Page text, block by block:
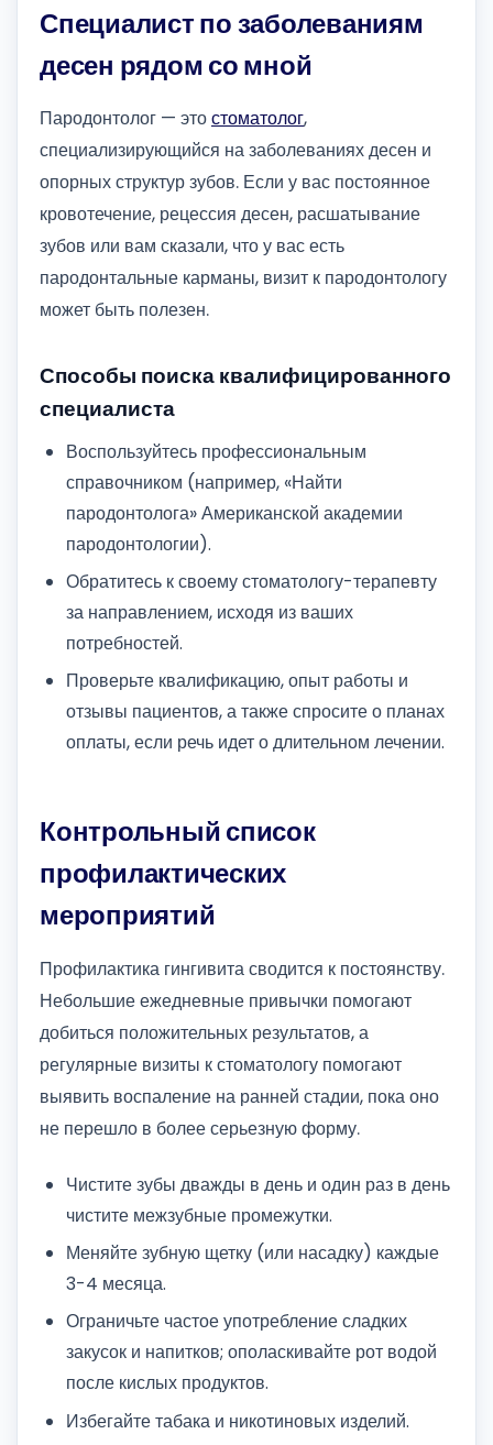
Специалист по заболеваниям
десен рядом со мной
Пародонтолог — этостоматолог,
специализирующийся на заболеваниях десен и
опорных структур зубов. Если у вас постоянное
кровотечение, рецессия десен, расшатывание
зубов или вам сказали, что у вас есть
пародонтальные карманы, визит к пародонтологу
может быть полезен.
Способы поиска квалифицированного
специалиста
Воспользуйтесь профессиональным
справочником (например, «Найти
пародонтолога» Американской академии
пародонтологии).
Обратитесь к своему стоматологу-терапевту
за направлением, исходя из ваших
потребностей.
Проверьте квалификацию, опыт работы и
отзывы пациентов, а также спросите о планах
оплаты, если речь идет о длительном лечении.
Контрольный список
профилактических
мероприятий
Профилактика гингивита сводится к постоянству.
Небольшие ежедневные привычки помогают
добиться положительных результатов, а
регулярные визиты к стоматологу помогают
выявить воспаление на ранней стадии, пока оно
не перешло в более серьезную форму.
Чистите зубы дважды в день и один раз в день
чистите межзубные промежутки.
Меняйте зубную щетку (или насадку) каждые
3-4 месяца.
Ограничьте частое употребление сладких
закусок и напитков; ополаскивайте рот водой
после кислых продуктов.
Избегайте табака и никотиновых изделий.